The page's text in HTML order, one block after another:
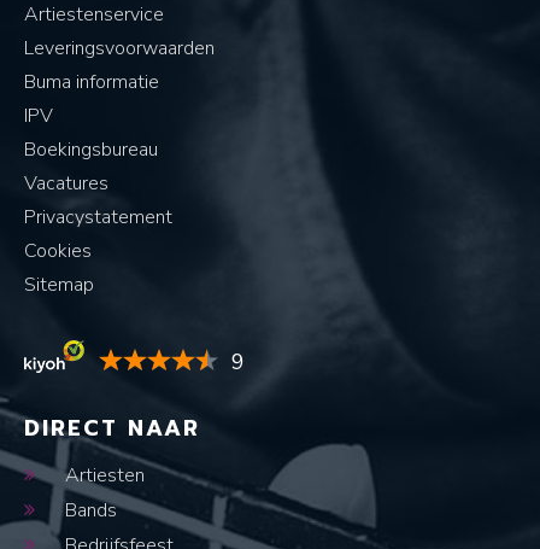
Artiestenservice
Leveringsvoorwaarden
Buma informatie
IPV
Boekingsbureau
Vacatures
Privacystatement
Cookies
Sitemap
9
DIRECT NAAR
Artiesten
Bands